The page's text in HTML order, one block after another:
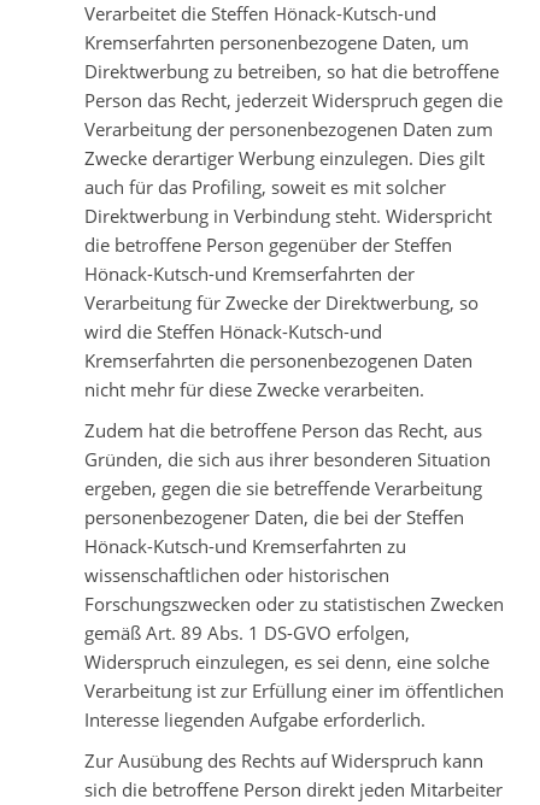
Verarbeitet die Steffen Hönack-Kutsch-und
Kremserfahrten personenbezogene Daten, um
Direktwerbung zu betreiben, so hat die betroffene
Person das Recht, jederzeit Widerspruch gegen die
Verarbeitung der personenbezogenen Daten zum
Zwecke derartiger Werbung einzulegen. Dies gilt
auch für das Profiling, soweit es mit solcher
Direktwerbung in Verbindung steht. Widerspricht
die betroffene Person gegenüber der Steffen
Hönack-Kutsch-und Kremserfahrten der
Verarbeitung für Zwecke der Direktwerbung, so
wird die Steffen Hönack-Kutsch-und
Kremserfahrten die personenbezogenen Daten
nicht mehr für diese Zwecke verarbeiten.
Zudem hat die betroffene Person das Recht, aus
Gründen, die sich aus ihrer besonderen Situation
ergeben, gegen die sie betreffende Verarbeitung
personenbezogener Daten, die bei der Steffen
Hönack-Kutsch-und Kremserfahrten zu
wissenschaftlichen oder historischen
Forschungszwecken oder zu statistischen Zwecken
gemäß Art. 89 Abs. 1 DS-GVO erfolgen,
Widerspruch einzulegen, es sei denn, eine solche
Verarbeitung ist zur Erfüllung einer im öffentlichen
Interesse liegenden Aufgabe erforderlich.
Zur Ausübung des Rechts auf Widerspruch kann
sich die betroffene Person direkt jeden Mitarbeiter